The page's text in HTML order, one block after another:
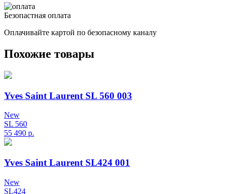
Безопастная оплата
Оплачивайте картой по безопасному каналу
Похожие товары
Yves Saint Laurent SL 560 003
New
SL 560
55 490 р.
Yves Saint Laurent SL424 001
New
SL424